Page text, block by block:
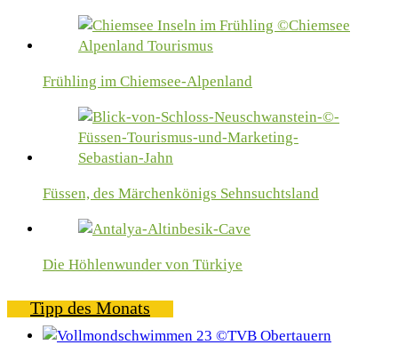
Frühling im Chiemsee-Alpenland
Füssen, des Märchenkönigs Sehnsuchtsland
Die Höhlenwunder von Türkiye
Tipp des Monats